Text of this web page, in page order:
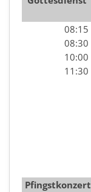
08:15
08:30
10:00
11:30
Pfingstkonzert